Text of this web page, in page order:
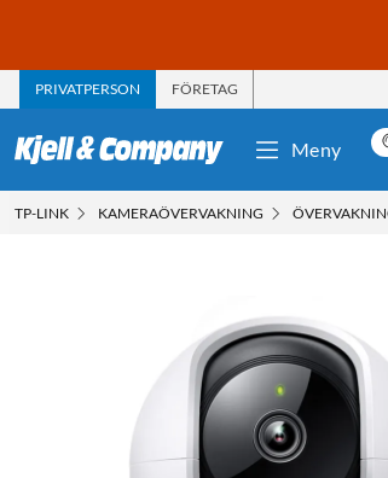
PRIVATPERSON FÖRETAG
Meny
TP-LINK KAMERAÖVERVAKNING